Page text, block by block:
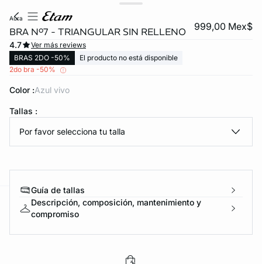
DE PANTIES
aura
BRA Nº7 - TRIANGULAR SIN RELLENO 999,00 Mex$
4.7
Ver más reviews
BRAS 2DO -50%
El producto no está disponible
2do bra -50%
Color : azul vivo
Tallas :
Por favor selecciona tu talla
Guía de tallas
Descripción, composición, mantenimiento y
compromiso